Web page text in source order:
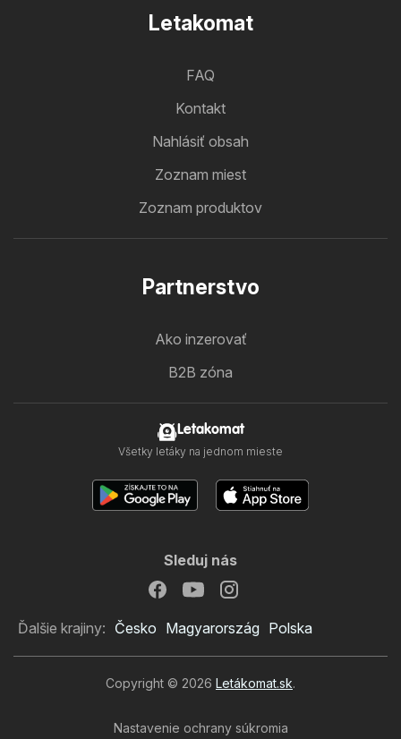
Letakomat
FAQ
Kontakt
Nahlásiť obsah
Zoznam miest
Zoznam produktov
Partnerstvo
Ako inzerovať
B2B zóna
Letakomat
Všetky letáky na jednom mieste
Sleduj nás
Ďalšie krajiny: Česko Magyarország Polska
Copyright © 2026 Letákomat.sk.
Nastavenie ochrany súkromia